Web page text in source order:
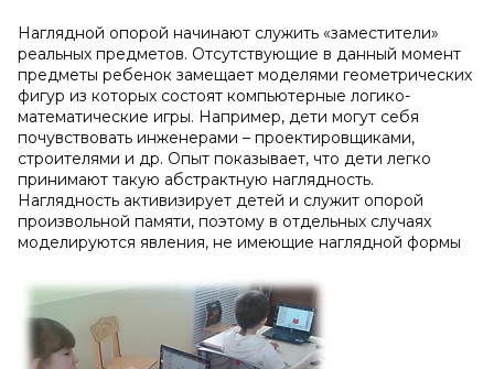
Наглядной опорой начинают служить «заместители»
реальных предметов. Отсутствующие в данный момент
предметы ребенок замещает моделями геометрических
фигур из которых состоят компьютерные логико-
математические игры. Например, дети могут себя
почувствовать инженерами – проектировщиками,
строителями и др. Опыт показывает, что дети легко
принимают такую абстрактную наглядность.
Наглядность активизирует детей и служит опорой
произвольной памяти, поэтому в отдельных случаях
моделируются явления, не имеющие наглядной формы